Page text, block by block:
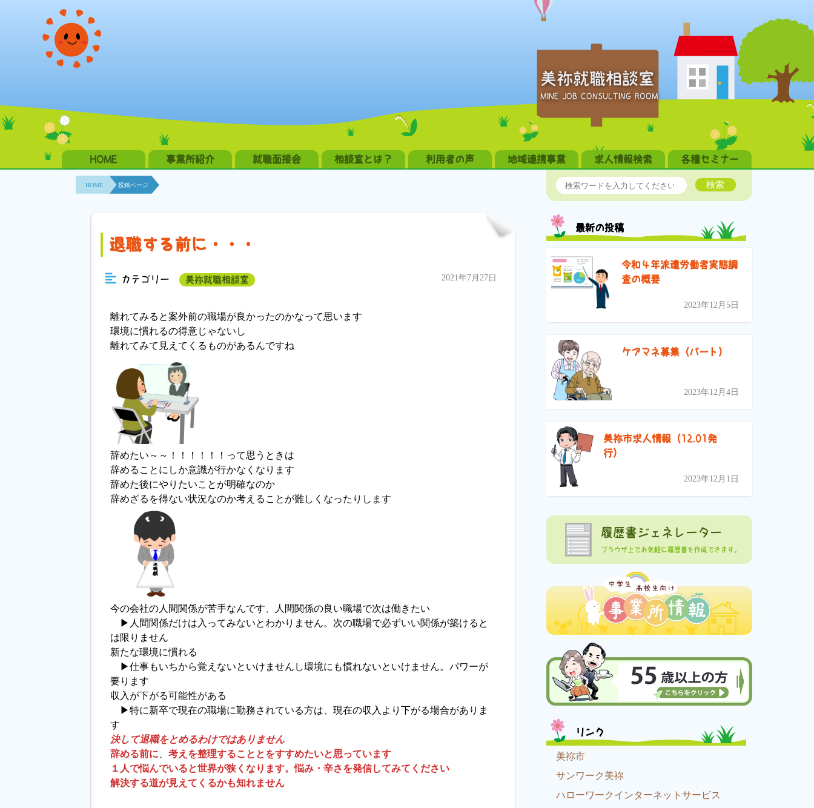
美祢就職相談室
MINE JOB CONSULTING ROOM
HOME 事業所紹介 就職面接会 相談室とは？ 利用者の声 地域連携事業 求人情報検索 各種セミナー
HOME 投稿ページ
退職する前に・・・
カテゴリー 美祢就職相談室 2021年7月27日
離れてみると案外前の職場が良かったのかなって思います
環境に慣れるの得意じゃないし
離れてみて見えてくるものがあるんですね
辞めたい～～！！！！！！って思うときは
辞めることにしか意識が行かなくなります
辞めた後にやりたいことが明確なのか
辞めざるを得ない状況なのか考えることが難しくなったりします
今の会社の人間関係が苦手なんです、人間関係の良い職場で次は働きたい
▶人間関係だけは入ってみないとわかりません。次の職場で必ずいい関係が築けると
は限りません
新たな環境に慣れる
▶仕事もいちから覚えないといけませんし環境にも慣れないといけません。パワーが
要ります
収入が下がる可能性がある
▶特に新卒で現在の職場に勤務されている方は、現在の収入より下がる場合がありま
す
決して退職をとめるわけではありません
辞める前に
考えを整理することとをすすめたいと思っています
１人で悩んでいると世界が狭くなります。悩み・辛さを発信してみてください
解決する道が見えてくるかも知れません
検索
最新の投稿
令和４年派遣労働者実態調
査の概要
2023年12月5日
ケアマネ募集（パート）
2023年12月4日
美祢市求人情報（12.01発
行）
2023年12月1日
履歴書ジェネレーター
ブラウザ上でお気軽に履歴書を作成できます。
リンク
美祢市
サンワーク美祢
ハローワークインターネットサービス